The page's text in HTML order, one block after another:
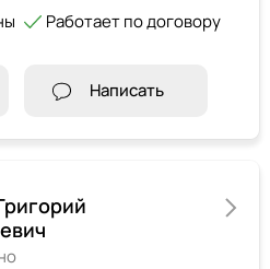
Работает по договору
Написать